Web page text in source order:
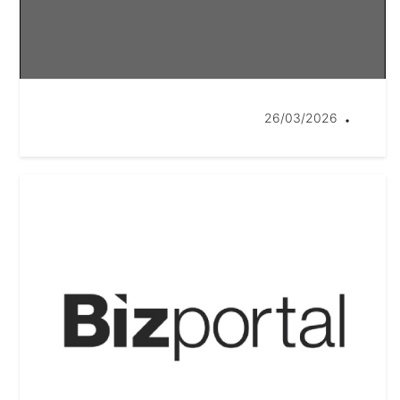
•
26/03/2026